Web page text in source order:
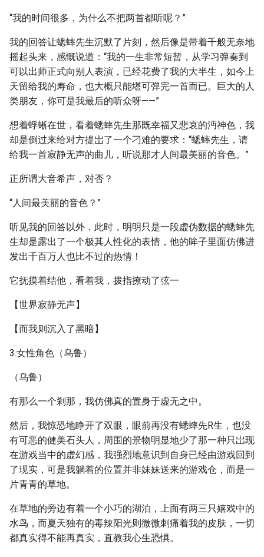
“我的时间很多，为什么不把两首都听呢？”
我的回答让蟋蟀先生沉默了片刻，然后像是带着千般无奈地
摇起头来，感慨说道：“我的一生非常短暂，从学习弹奏到
可以出师正式向别人表演，已经花费了我的大半生，如今上
天留给我的寿命，也大概只能堪可弹完一首而已。巨大的人
类朋友，你可是我最后的听众呀——”
想着蜉蜥在世，看着蟋蟀先生那既幸福又悲哀的沔神色，我
却是倒过来给对方提岀了一个刁难的要求：“蟋蟀先生，请
给我一首寂静无声的曲儿，听说那才人间最美丽的音色。”
正所谓大音希声，对否？
“人间最美丽的音色？”
听见我的回答以外，此时，明明只是一段虚伪数据的蟋蟀先
生却是露出了一个极其人性化的表情，他的眸子里面仿佛进
发出千百万人也比不过的热情！
它抚摸着结他，看着我，拨指撩动了弦一
【世界寂静无声】
【而我则沉入了黑暗】
3.女性角色（乌鲁）
（乌鲁）
有那么一个剎那，我仿佛真的置身于虚无之中。
然后，我惊恐地睁开了双眼，眼前再没有蟋蟀先R生，也没
有可恶的健美石头人，周围的景物明显地少了那一种只岀现
在游戏当中的虚幻感，我强烈地意识到自身已经由游戏回到
了现实，可是我躺着的位置并非妹妹送来的游戏仓，而是一
片青青的草地。
在草地的旁边有着一个小巧的湖泊，上面有两三只嬉戏中的
水鸟，而夏天独有的毒辣阳光则微微刺痛着我的皮肤，一切
都真实得不能再真实，直教我心生恐惧。